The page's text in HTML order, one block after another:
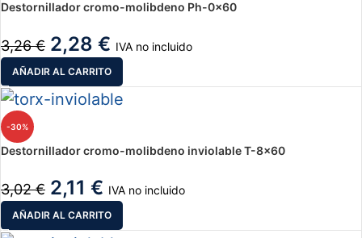
Destornillador cromo-molibdeno Ph-0x60
3,26€ 2,28 € IVA no incluido
AÑADIR AL CARRITO
-30%
Destornillador cromo-molibdeno inviolable T-8×60
3,02€ 2,11 € IVA no incluido
AÑADIR AL CARRITO